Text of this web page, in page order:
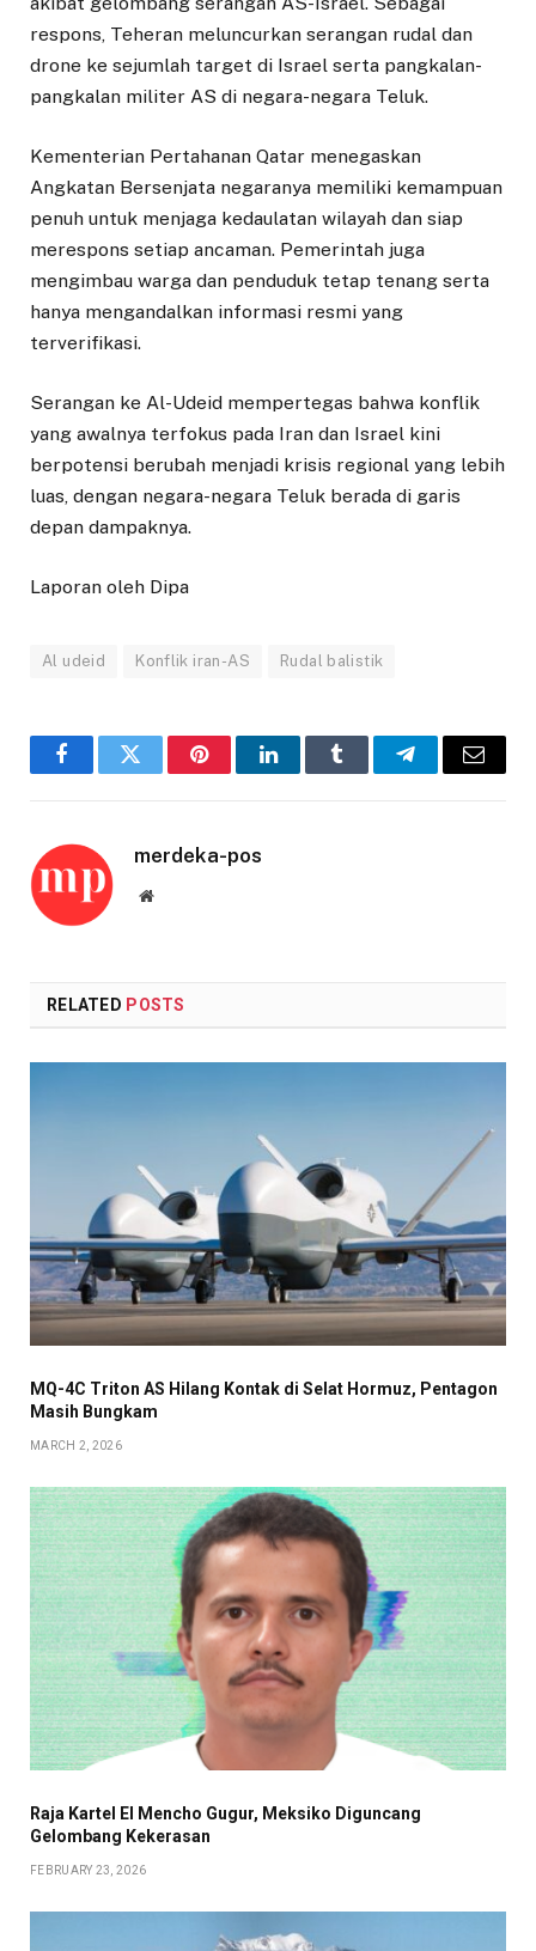
respons, Teheran meluncurkan serangan rudal dan
drone ke sejumlah target di Israel serta pangkalan-
pangkalan militer AS di negara-negara Teluk.
Kementerian Pertahanan Qatar menegaskan
Angkatan Bersenjata negaranya memiliki kemampuan
penuh untuk menjaga kedaulatan wilayah dan siap
merespons setiap ancaman. Pemerintah juga
mengimbau warga dan penduduk tetap tenang serta
hanya mengandalkan informasi resmi yang
terverifikasi.
Serangan ke Al-Udeid mempertegas bahwa konflik
yang awalnya terfokus pada Iran dan Israel kini
berpotensi berubah menjadi krisis regional yang lebih
luas, dengan negara-negara Teluk berada di garis
depan dampaknya.
Laporan oleh Dipa
Al udeid Konflik iran-AS Rudal balistik
FacebookTwitter PinterestLinkedInTumblr TelegramEmail
merdeka-pos
Website
RELATED POSTS
MQ-4C Triton AS Hilang Kontak di Selat Hormuz, Pentagon
Masih Bungkam
MARCH 2, 2026
Raja Kartel El Mencho Gugur, Meksiko Diguncang
Gelombang Kekerasan
FEBRUARY 23, 2026